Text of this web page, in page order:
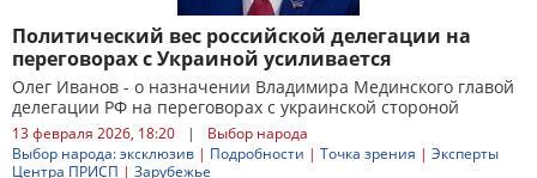
Политический вес российской делегации на
переговорах с Украиной усиливается
Олег Иванов - о назначении Владимира Мединского главой
делегации РФ на переговорах с украинской стороной
13 февраля 2026, 18:20 |
Выбор народа
Выбор народа: эксклюзив | Подробности | Точка зрения | Эксперты
Центра ПРИСП | Зарубежье